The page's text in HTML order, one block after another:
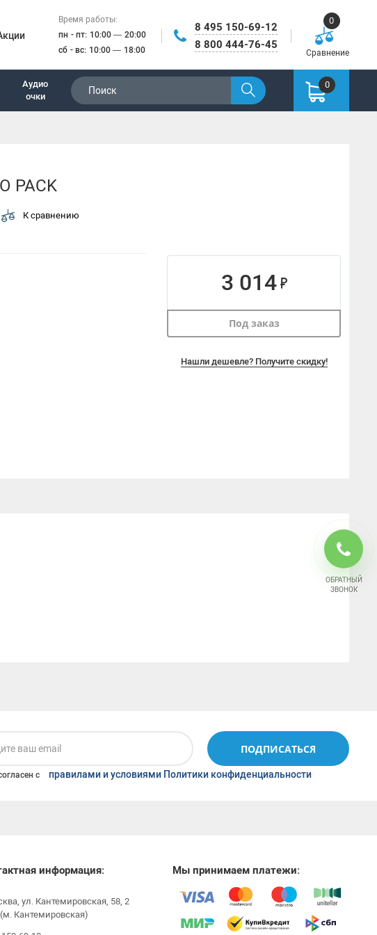
ОБРАТНЫЙ
ЗВОНОК
Время работы:
пн - пт: 10:00 — 20:00
сб - вс: 10:00 — 18:00
8 495 150-69-12
8 800 444-76-45
0
Сравнение
Аудио
очки
0
PACK
К сравнению
3 014
Под заказ
Нашли дешевле? Получите скидку!
ПОДПИСАТЬСЯ
с правилами и условиями Политики конфиденциальности
информация:
ул. Кантемировская, 58, 2
Кантемировская)
Мы принимаем платежи: